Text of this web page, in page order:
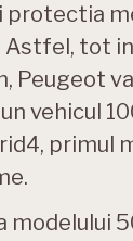
protectia
Astfel, tot
Peugeot
vehicul
primul
modelului